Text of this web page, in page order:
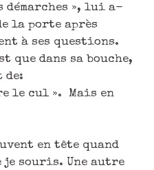
démarches », lui a-
la porte après
à ses questions.
que dans sa bouche,
de:
le cul ». Mais en
en tête quand
je souris. Une autre